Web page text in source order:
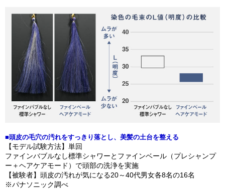
■頭皮の毛穴の汚れをすっきり落とし、美髪の土台を整える
【モデル試験方法】単回
ファインバブルなし標準シャワーとファインベール（プレシャンプ
ー＋ヘアケアモード）で頭部の洗浄を実施
【被験者】頭皮の汚れが気になる20～40代男女各8名の16名
※パナソニック調べ